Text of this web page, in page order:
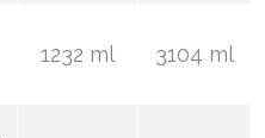
1232 ml 3104 ml